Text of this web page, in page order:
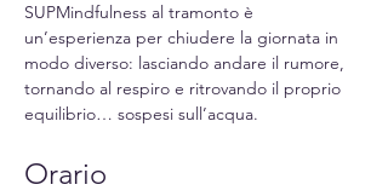
SUPMindfulness al tramonto è
un’esperienza per chiudere la giornata in
modo diverso: lasciando andare il rumore,
tornando al respiro e ritrovando il proprio
equilibrio… sospesi sull’acqua.
Orario